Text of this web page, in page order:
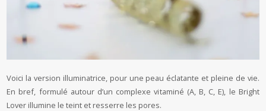
Voici la version illuminatrice, pour une peau éclatante et pleine de vie.
En bref, formulé autour d’un complexe vitaminé (A, B, C, E), le Bright
Lover illumine le teint et resserre les pores.